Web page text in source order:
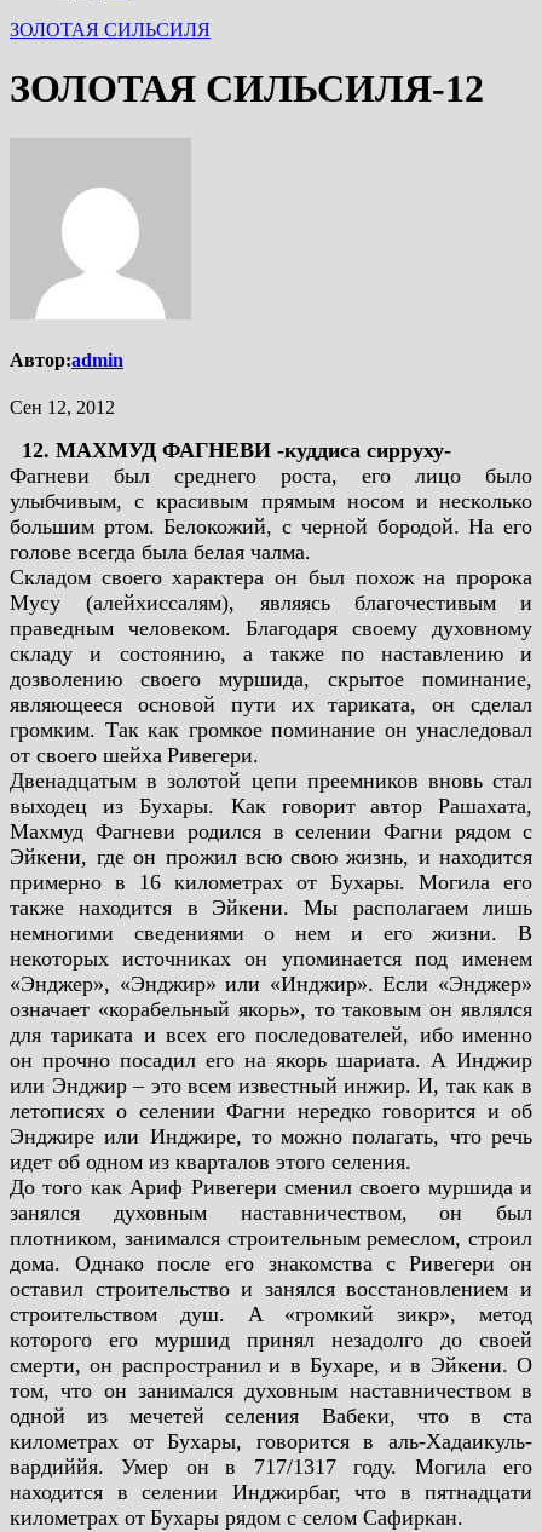
ЗОЛОТАЯ СИЛЬСИЛЯ
ЗОЛОТАЯ СИЛЬСИЛЯ-12
Автор:admin
Сен 12, 2012
12. МАХМУД ФАГНЕВИ -куддиса сирруху-
Фагневи был среднего роста, его лицо было
улыбчивым, с красивым прямым носом и несколько
большим ртом. Белокожий, с черной бородой. На его
голове всегда была белая чалма.
Складом своего характера он был похож на пророка
Мусу (алейхиссалям), являясь благочестивым
и
праведным человеком. Благодаря своему духовному
складу и состоянию, а также по
наставлению и
дозволению своего муршида, скрытое поминание,
являющееся основой пути их тариката, он сделал
громким. Так как громкое поминание он унаследовал
от своего шейха Ривегери.
Двенадцатым в золотой цепи преемников вновь стал
выходец из Бухары. Как говорит
автор Рашахата,
Махмуд Фагневи родился в селении Фагни рядом с
Эйкени, где он прожил всю свою жизнь, и находится
примерно в 16 километрах от Бухары. Могила его
также находится в
Эйкени. Мы располагаем лишь
немногими сведениями о нем и его жизни. В
некоторых источниках он упоминается под именем
«Энджер», «Энджир» или «Инджир». Если «Энджер»
означает «корабельный якорь», то таковым он являлся
для тариката и всех его последователей, ибо именно
он прочно посадил его на якорь шариата. А Инджир
или Энджир – это всем известный инжир. И, так как в
летописях о селении Фагни нередко говорится и об
Энджире или Инджире, то можно полагать, что речь
идет об одном из кварталов этого селения.
До того как Ариф Ривегери сменил своего муршида и
занялся духовным наставничеством,
он был
плотником, занимался строительным ремеслом, строил
дома. Однако после его знакомства с Ривегери он
оставил строительство и занялся восстановлением и
строительством душ. А
«громкий зикр», метод
которого его муршид принял незадолго до своей
смерти, он распространил и в Бухаре, и в Эйкени. О
том, что он занимался духовным наставничеством в
одной из мечетей
селения Вабеки, что в ста
километрах от Бухары, говорится в аль-Хадаикуль-
вардиййя. Умер он
в 717/1317 году. Могила его
находится в селении Инджирбаг, что в пятнадцати
километрах от Бухары рядом с селом Сафиркан.